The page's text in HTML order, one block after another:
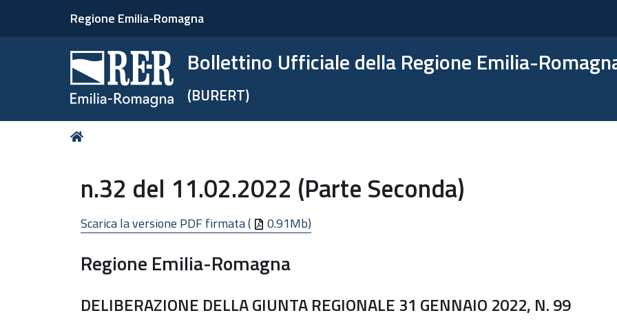
Regione Emilia-Romagna
Bollettino Ufficiale della Regione Emilia-
(BURERT)
Tu
n.32 del 11.02.2022 (Parte Seconda)
Scarica la versione PDF firmata ( 0.91Mb)
Regione Emilia-Romagna
DELIBERAZIONE DELLA GIUNTA REGIONALE 31 GENNAIO 2022, N. 99